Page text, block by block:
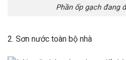
Phần ốp gạch đang
2. Sơn nước toàn bộ nhà